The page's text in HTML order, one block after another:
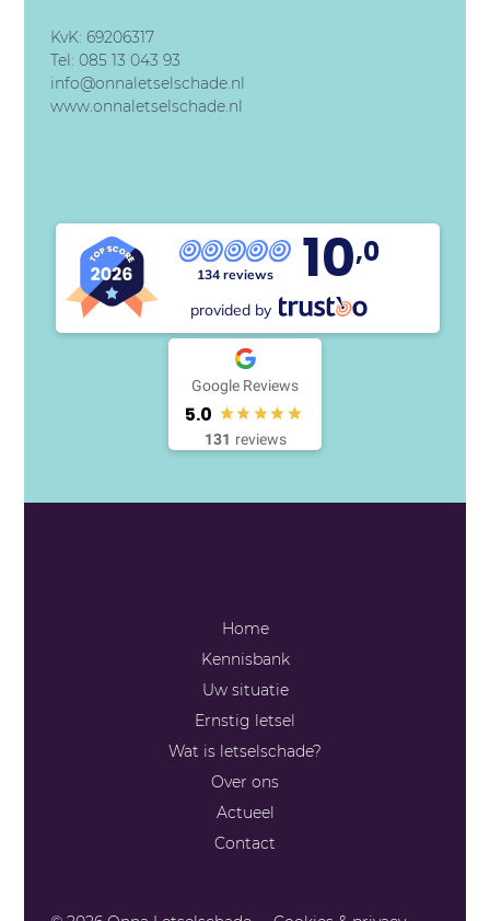
KvK: 69206317
Tel: 085 13 043 93
info@onnaletselschade.nl
www.onnaletselschade.nl
134 reviews 10,0
provided by
Google Reviews
5.0
131 reviews
Home
Kennisbank
Uw situatie
Ernstig letsel
Wat is letselschade?
Over ons
Actueel
Contact
info@onnaletselschade.nl
Stuur een bericht
Contactformulier